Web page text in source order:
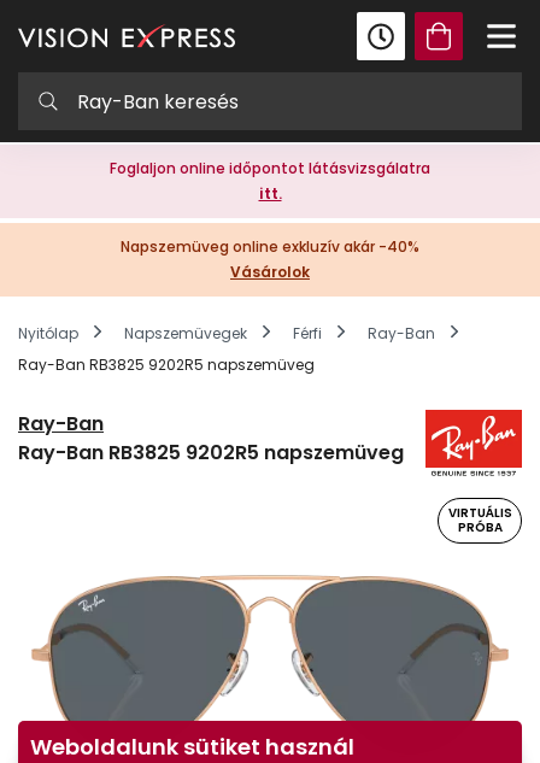
Foglaljon online időpontot látásvizsgálatra
itt.
Napszemüveg online exkluzív akár -40%
Vásárolok
Nyitólap Napszemüvegek Férfi
Ray-Ban
Ray-Ban RB3825 9202R5 napszemüveg
Ray-Ban
Ray-Ban RB3825 9202R5 napszemüveg
VIRTUÁLIS
PRÓBA
Weboldalunk sütiket használ